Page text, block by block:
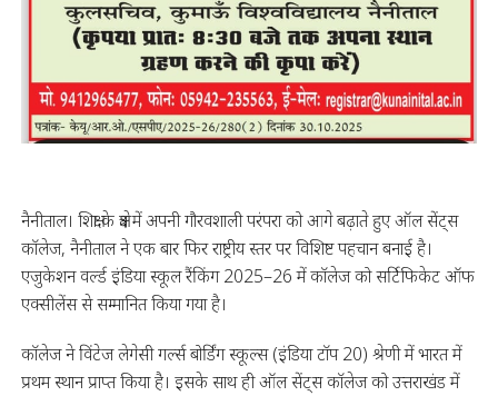
नैनीताल। शिक्षा के क्षेत्र में अपनी गौरवशाली परंपरा को आगे बढ़ाते हुए ऑल सेंट्स
कॉलेज, नैनीताल ने एक बार फिर राष्ट्रीय स्तर पर विशिष्ट पहचान बनाई है।
एजुकेशन वर्ल्ड इंडिया स्कूल रैंकिंग 2025–26 में कॉलेज को सर्टिफिकेट ऑफ
एक्सीलेंस से सम्मानित किया गया है।
कॉलेज ने विंटेज लेगेसी गर्ल्स बोर्डिंग स्कूल्स (इंडिया टॉप 20) श्रेणी में भारत में
प्रथम स्थान प्राप्त किया है। इसके साथ ही ऑल सेंट्स कॉलेज को उत्तराखंड में